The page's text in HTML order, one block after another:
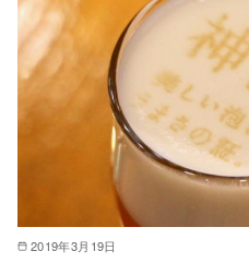
2019年3月19日